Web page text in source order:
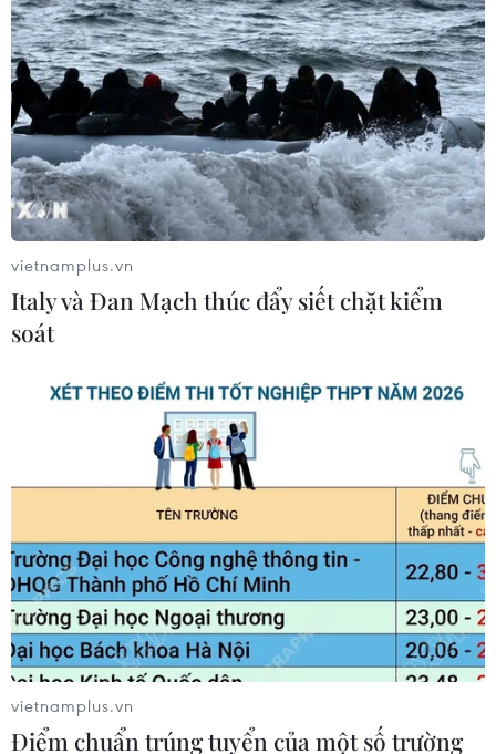
vietnamplus.vn
Italy và Đan Mạch thúc đẩy siết chặt kiểm
soát
vietnamplus.vn
Điểm chuẩn trúng tuyển của một số trường